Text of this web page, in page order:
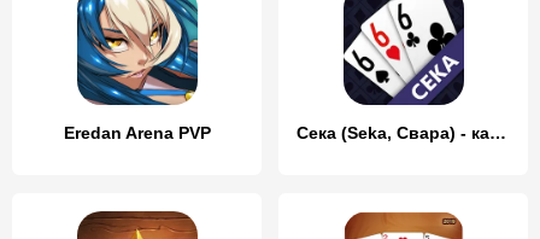
Eredan Arena PVP Сека (Seka, Свара) - карты